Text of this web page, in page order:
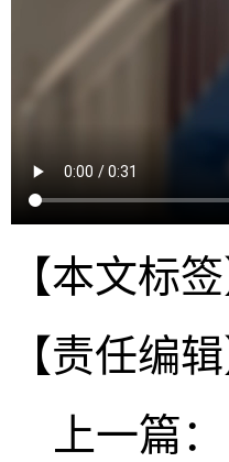
【本文标签
【责任编辑
上一篇：